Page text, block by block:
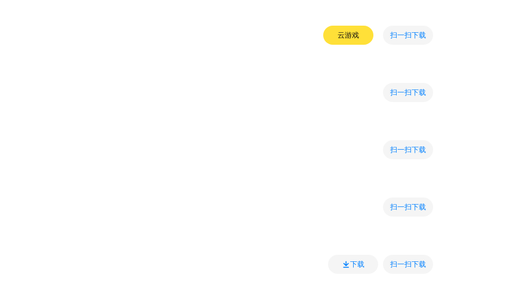
云游戏 扫一扫下载
扫一扫下载
扫一扫下载
扫一扫下载
下载 扫一扫下载